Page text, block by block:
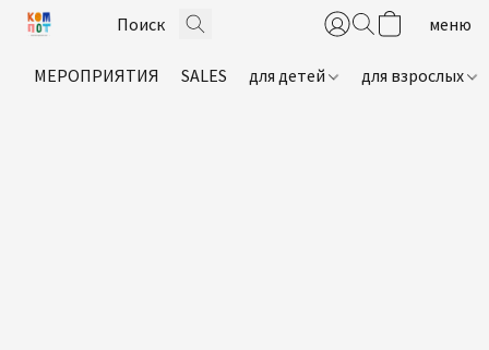
МЕРОПРИЯТИЯ SALES для детей для взрослых